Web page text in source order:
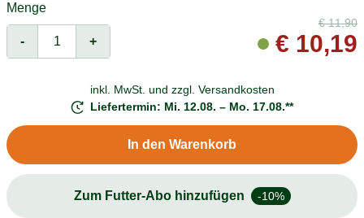
Menge
- +
€11,90
€ 10,19
inkl. MwSt. und zzgl. Versandkosten
Liefertermin: Mi. 12.08. – Mo. 17.08.**
In den Warenkorb
Zum Futter-Abo hinzufügen -10%